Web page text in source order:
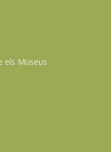
els Museus